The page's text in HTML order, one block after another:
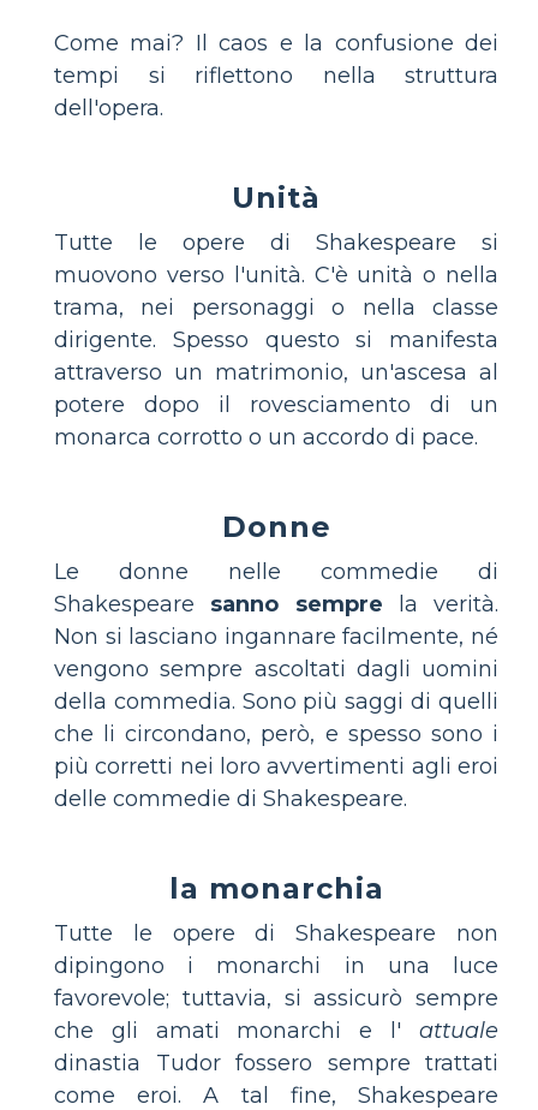
Come mai? Il caos e la confusione dei
tempi si riflettono nella struttura
dell'opera.
Unità
Tutte le opere di Shakespeare si
muovono verso l'unità. C'è unità o nella
trama, nei personaggi o nella classe
dirigente. Spesso questo si manifesta
attraverso un matrimonio, un'ascesa al
potere dopo il rovesciamento di un
monarca corrotto o un accordo di pace.
Donne
Le donne nelle commedie di
Shakespeare sanno sempre la verità.
Non si lasciano ingannare facilmente, né
vengono sempre ascoltati dagli uomini
della commedia. Sono più saggi di quelli
che li circondano, però, e spesso sono i
più corretti nei loro avvertimenti agli eroi
delle commedie di Shakespeare.
la monarchia
Tutte le opere di Shakespeare non
dipingono i monarchi in una luce
favorevole; tuttavia, si assicurò sempre
che gli amati monarchi e l' attuale
dinastia Tudor fossero sempre trattati
come eroi. A tal fine, Shakespeare